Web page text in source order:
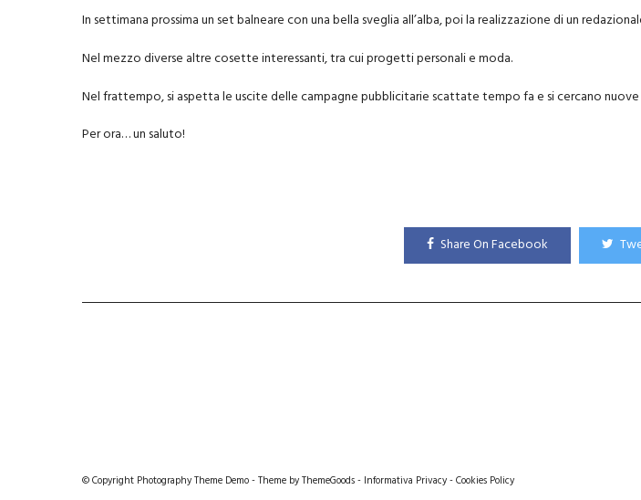
In settimana prossima un set balneare con una bella sveglia all’alba, poi la realizzazione di un
Nel mezzo diverse altre cosette interessanti, tra cui progetti personali e moda.
Nel frattempo, si aspetta le uscite delle campagne pubblicitarie scattate tempo fa e si cercano
Per ora… un saluto!
Share On Facebook
© Copyright Photography Theme Demo - Theme by ThemeGoods - Informativa Privacy-Cookies Policy